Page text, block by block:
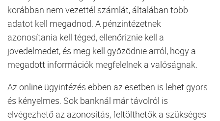
korábban nem vezettél számlát, általában több
adatot kell megadnod. A pénzintézetnek
azonosítania kell téged, ellenőriznie kell a
jövedelmedet, és meg kell győződnie arról, hogy a
megadott információk megfelelnek a valóságnak.
Az online ügyintézés ebben az esetben is lehet gyors
és kényelmes. Sok banknál már távolról is
elvégezhető az azonosítás, feltölthetők a szükséges